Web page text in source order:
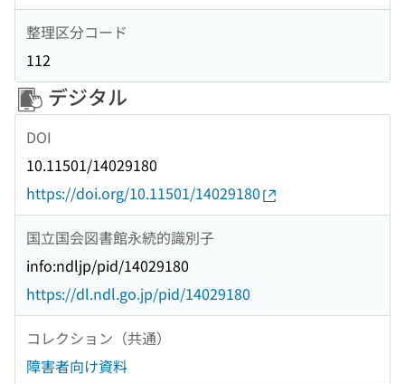
整理区分コード
112
デジタル
DOI
10.11501/14029180
https://doi.org/10.11501/14029180
国立国会図書館永続的識別子
info:ndljp/pid/14029180
https://dl.ndl.go.jp/pid/14029180
コレクション（共通）
障害者向け資料